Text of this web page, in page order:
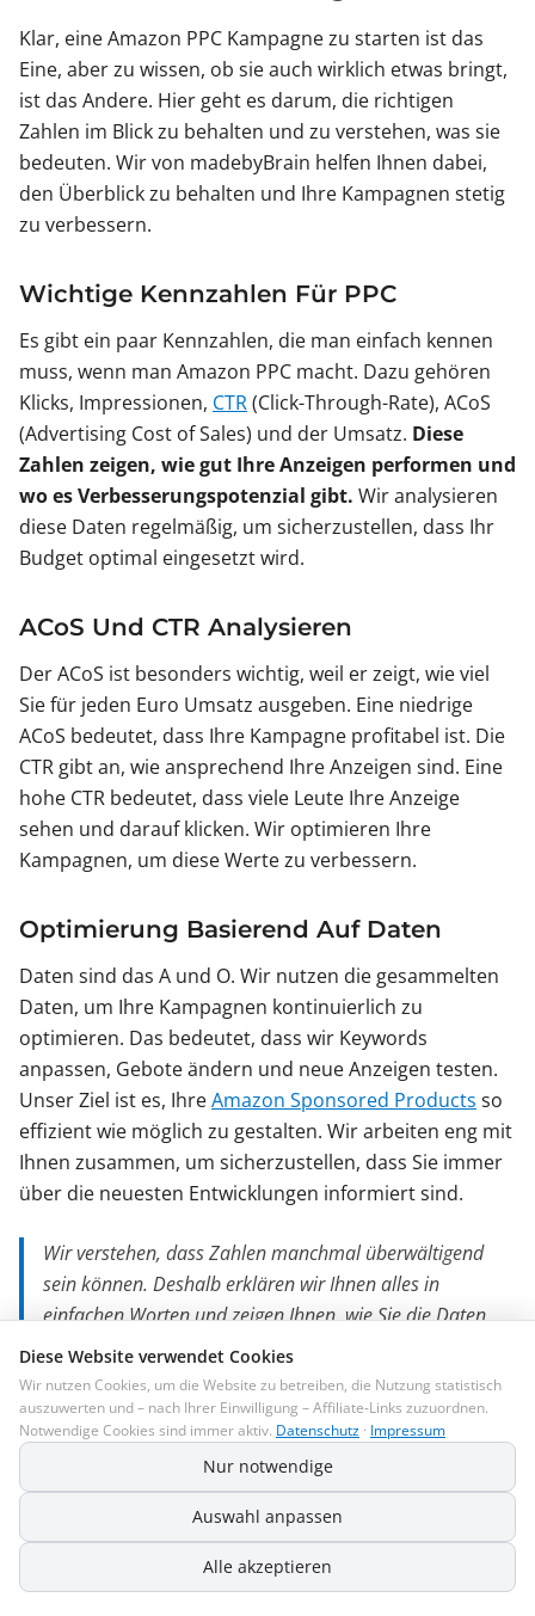
Klar, eine Amazon PPC Kampagne zu starten ist das
Eine, aber zu wissen, ob sie auch wirklich etwas bringt,
ist das Andere. Hier geht es darum, die richtigen
Zahlen im Blick zu behalten und zu verstehen, was sie
bedeuten. Wir von madebyBrain helfen Ihnen dabei,
den Überblick zu behalten und Ihre Kampagnen stetig
zu verbessern.
Wichtige Kennzahlen Für PPC
Es gibt ein paar Kennzahlen, die man einfach kennen
muss, wenn man Amazon PPC macht. Dazu gehören
Klicks, Impressionen, CTR(Click-Through-Rate), ACoS
(Advertising Cost of Sales) und der Umsatz. Diese
Zahlen zeigen, wie gut Ihre Anzeigen performen und
wo es Verbesserungspotenzial gibt. Wir analysieren
diese Daten regelmäßig, um sicherzustellen, dass Ihr
Budget optimal eingesetzt wird.
ACoS Und CTR Analysieren
Der ACoS ist besonders wichtig, weil er zeigt, wie viel
Sie für jeden Euro Umsatz ausgeben. Eine niedrige
ACoS bedeutet, dass Ihre Kampagne profitabel ist. Die
CTR gibt an, wie ansprechend Ihre Anzeigen sind. Eine
hohe CTR bedeutet, dass viele Leute Ihre Anzeige
sehen und darauf klicken. Wir optimieren Ihre
Kampagnen, um diese Werte zu verbessern.
Optimierung Basierend Auf Daten
Daten sind das A und O. Wir nutzen die gesammelten
Daten, um Ihre Kampagnen kontinuierlich zu
optimieren. Das bedeutet, dass wir Keywords
anpassen, Gebote ändern und neue Anzeigen testen.
Unser Ziel ist es, IhreAmazon Sponsored Products so
effizient wie möglich zu gestalten. Wir arbeiten eng mit
Ihnen zusammen, um sicherzustellen, dass Sie immer
über die neuesten Entwicklungen informiert sind.
Wir verstehen, dass Zahlen manchmal überwältigend
sein können. Deshalb erklären wir Ihnen alles in
einfachen Worten und zeigen Ihnen, wie Sie die Daten
nutzen können, um Ihre Verkäufe zu steigern. Bei
madebyBrain sind wir Experten für Amazon PPC und
helfen Ihnen gerne dabei, Ihre Ziele zu erreichen.
Um den Erfolg Ihrer Kampagnen transparent zu
machen, erstellen wir regelmäßige Reports. Hier ein
Beispiel:
Kennzahl
Diese Website verwendet Cookies
Wir nutzen Cookies, um die Website zu betreiben, die Nutzung statistisch
auszuwerten und – nach Ihrer Einwilligung – Affiliate-Links zuzuordnen.
Notwendige Cookies sind immer aktiv. Datenschutz · Impressum
Nur notwendige
Auswahl anpassen
Alle akzeptieren